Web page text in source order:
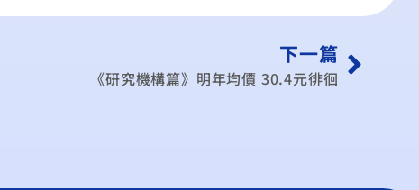
下一篇
《研究機構篇》明年均價 30.4元徘徊